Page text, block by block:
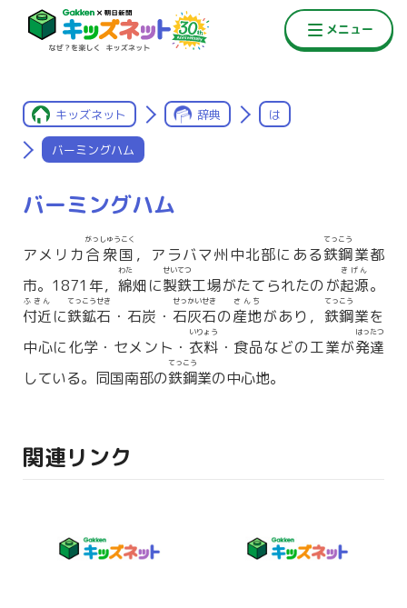
キッズネット 辞典 は
バーミングハム
バーミングハム
アメリカ合衆国
がっしゅうこく
，アラバマ州中北部にある鉄鋼
てっこう
業都
市。1871年， 綿
わた
畑に製鉄
せいてつ
工場がたてられたのが起源
きげん
。
付近
ふきん
に鉄鉱石
てっこうせき
・石炭・ 石灰石
せっかいせき
の産地
さんち
があり， 鉄鋼
てっこう
業を
中心に化学・セメント・ 衣料
いりょう
・食品などの工業が発達
はったつ
している。同国南部の鉄鋼
てっこう
業の中心地。
関連リンク